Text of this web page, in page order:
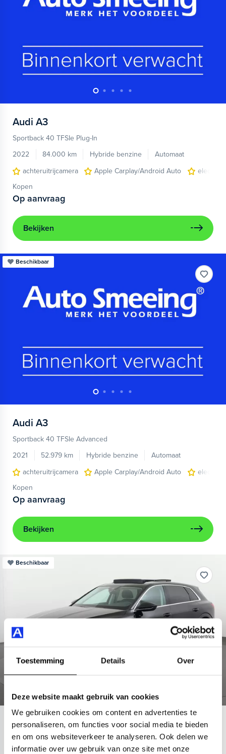
Toestemming Details Over
Deze website maakt gebruik van cookies
We gebruiken cookies om content en advertenties te
personaliseren, om functies voor social media te bieden
en om ons websiteverkeer te analyseren. Ook delen we
informatie over uw gebruik van onze site met onze
Audi A3
Sportback 40 TFSIe Plug-In
2022
84.000 km Hybride benzine
Automaat
achteruitrijcamera
Apple Carplay/Android Auto
Kopen
Op aanvraag
Bekijken
Beschikbaar
Audi A3
Sportback 40 TFSIe Advanced
2021
52.979 km Hybride benzine
Automaat
achteruitrijcamera
Apple Carplay/Android Auto
Kopen
Op aanvraag
Bekijken
Beschikbaar
Audi e-tron
55 quattro Advanced 95 kWh